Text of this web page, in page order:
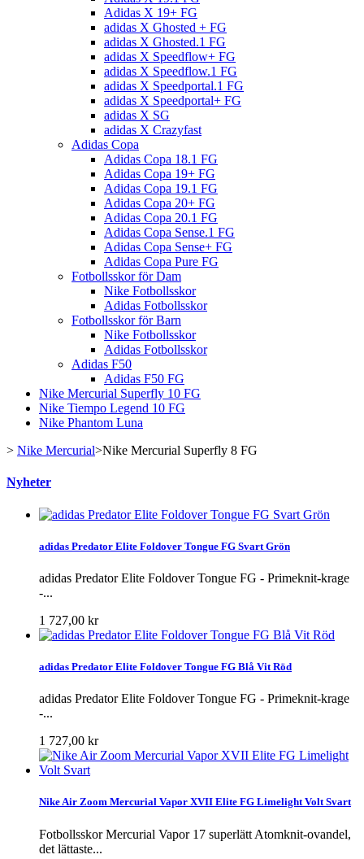
Adidas X 19+ FG
adidas X Ghosted + FG
adidas X Ghosted.1 FG
adidas X Speedflow+ FG
adidas X Speedflow.1 FG
adidas X Speedportal.1 FG
adidas X Speedportal+ FG
adidas X SG
adidas X Crazyfast
Adidas Copa
Adidas Copa 18.1 FG
Adidas Copa 19+ FG
Adidas Copa 19.1 FG
Adidas Copa 20+ FG
Adidas Copa 20.1 FG
Adidas Copa Sense.1 FG
Adidas Copa Sense+ FG
Adidas Copa Pure FG
Fotbollsskor för Dam
Nike Fotbollsskor
Adidas Fotbollsskor
Fotbollsskor för Barn
Nike Fotbollsskor
Adidas Fotbollsskor
Adidas F50
Adidas F50 FG
Nike Mercurial Superfly 10 FG
Nike Tiempo Legend 10 FG
Nike Phantom Luna
> Nike Mercurial>Nike Mercurial Superfly 8 FG
Nyheter
adidas Predator Elite Foldover Tongue FG Svart Grön
adidas Predator Elite Foldover Tongue FG - Primeknit-krage
-...
1 727,00 kr
adidas Predator Elite Foldover Tongue FG Blå Vit Röd
adidas Predator Elite Foldover Tongue FG - Primeknit-krage
-...
1 727,00 kr
Nike Air Zoom Mercurial Vapor XVII Elite FG Limelight Volt Svart
Fotbollsskor Mercurial Vapor 17 superlätt Atomknit-ovandel,
det lättaste...